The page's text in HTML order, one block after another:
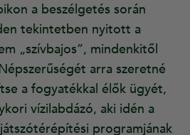
a beszélgetés során
tekintetben nyitott a
„szívbajos”, mindenkitől
arra szeretné
a fogyatékkal élők ügyét,
vízilabdázó, aki idén a
programjának